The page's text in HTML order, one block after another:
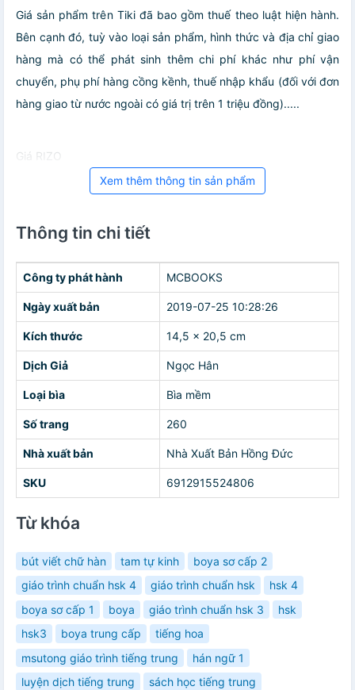
Giá sản phẩm trên Tiki đã bao gồm thuế theo luật hiện hành.
Bên cạnh đó, tuỳ vào loại sản phẩm, hình thức và địa chỉ giao
hàng mà có thể phát sinh thêm chi phí khác như phí vận
chuyển, phụ phí hàng cồng kềnh, thuế nhập khẩu (đối với đơn
hàng giao từ nước ngoài có giá trị trên 1 triệu đồng).....
Giá RIZO
Xem thêm thông tin sản phẩm
Thông tin chi tiết
Công ty phát hành MCBOOKS
Ngày xuất bản 2019-07-25 10:28:26
Kích thước 14,5 x 20,5 cm
Dịch Giả Ngọc Hân
Loại bìa Bìa mềm
Số trang 260
Nhà xuất bản Nhà Xuất Bản Hồng Đức
SKU 6912915524806
Từ khóa
bút viết chữ hàn tam tự kinh
boya sơ cấp 2
giáo trình chuẩn hsk 4
giáo trình chuẩn hsk
hsk 4
boya sơ cấp 1
boya giáo trình chuẩn hsk 3
hsk
hsk3
boya trung cấp
tiếng hoa
msutong giáo trình tiếng trung
hán ngữ 1
luyện dịch tiếng trung
sách học tiếng trung